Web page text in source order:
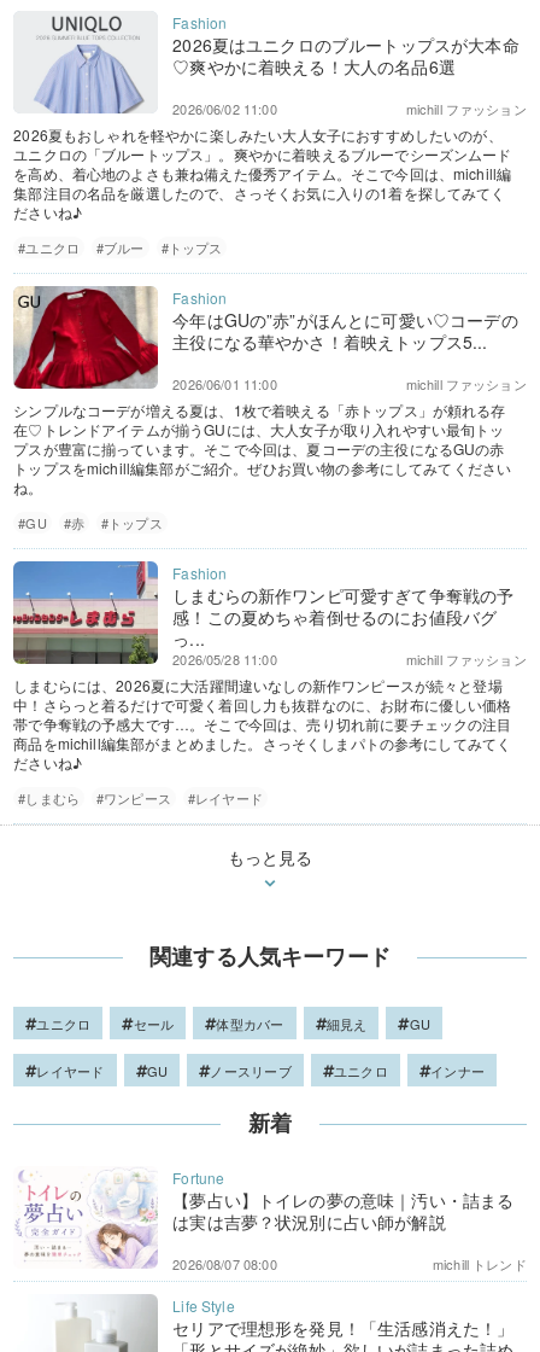
2026夏はユニクロのブルートップスが大本命
♡爽やかに着映える！大人の名品6選
michill ファッション
2026/06/02 11:00
2026夏もおしゃれを軽やかに楽しみたい大人女子におすすめしたいのが、
ユニクロの「ブルートップス」。爽やかに着映えるブルーでシーズンムード
を高め、着心地のよさも兼ね備えた優秀アイテム。そこで今回は、michill編
集部注目の名品を厳選したので、さっそくお気に入りの1着を探してみてく
ださいね♪
#ユニクロ #ブルー #トップス
今年はGUの”赤”がほんとに可愛い♡コーデの
主役になる華やかさ！着映えトップス5...
michill ファッション
2026/06/01 11:00
シンプルなコーデが増える夏は、1枚で着映える「赤トップス」が頼れる存
在♡トレンドアイテムが揃うGUには、大人女子が取り入れやすい最旬トッ
プスが豊富に揃っています。そこで今回は、夏コーデの主役になるGUの赤
トップスをmichill編集部がご紹介。ぜひお買い物の参考にしてみてください
ね。
#GU #赤 #トップス
しまむらの新作ワンピ可愛すぎて争奪戦の予
感！この夏めちゃ着倒せるのにお値段バグ
っ...
michill ファッション
2026/05/28 11:00
しまむらには、2026夏に大活躍間違いなしの新作ワンピースが続々と登場
中！さらっと着るだけで可愛く着回し力も抜群なのに、お財布に優しい価格
帯で争奪戦の予感大です…。そこで今回は、売り切れ前に要チェックの注目
商品をmichill編集部がまとめました。さっそくしまパトの参考にしてみてく
ださいね♪
#しまむら #ワンピース #レイヤード
もっと見る
関連する人気キーワード
ユニクロ セール 体型カバー 細見え GU
レイヤード GU ノースリーブ ユニクロ インナー
新着
【夢占い】トイレの夢の意味｜汚い・詰まる
は実は吉夢？状況別に占い師が解説
michill トレンド
2026/08/07 08:00
セリアで理想形を発見！「生活感消えた！」